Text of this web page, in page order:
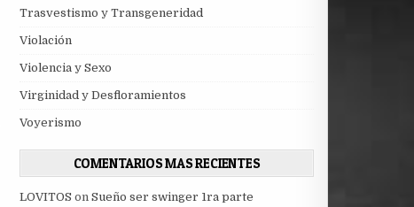
Trasvestismo y Transgeneridad
Violación
Violencia y Sexo
Virginidad y Desfloramientos
Voyerismo
COMENTARIOS MAS RECIENTES
LOVITOS onSueño ser swinger 1ra parte